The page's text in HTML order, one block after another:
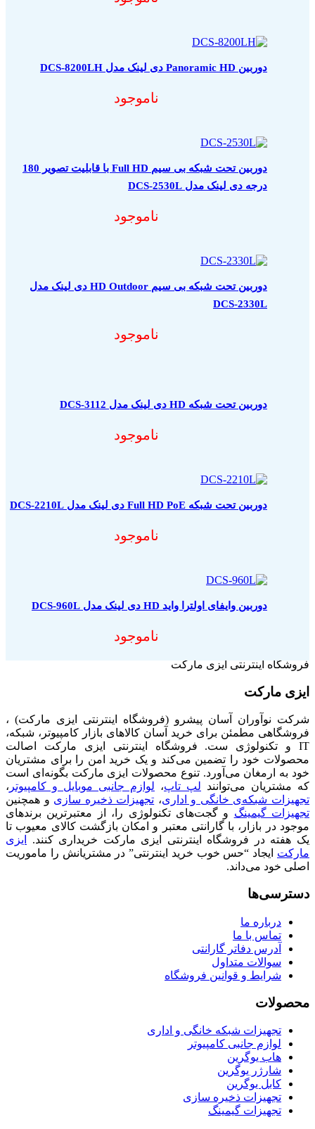
دوربین Panoramic HD دی لینک مدل DCS-8200LH
ناموجود
دوربین تحت شبکه بی سیم Full HD با قابلیت تصویر 180
درجه دی لینک مدل DCS-2530L
ناموجود
دوربین تحت شبکه بی سیم HD Outdoor دی لینک مدل
DCS-2330L
ناموجود
دوربین تحت شبکه HD دی لینک مدل DCS-3112
ناموجود
دوربین تحت شبکه Full HD PoE دی لینک مدل DCS-2210L
ناموجود
دوربین وایفای اولترا واید HD دی لینک مدل DCS-960L
ناموجود
فروشگاه اینترنتی ایزی مارکت
ایزی مارکت
شرکت نوآوران آسان پیشرو (فروشگاه اینترنتی ایزی مارکت) ،
فروشگاهی مطمئن برای خرید آسان کالاهای بازار کامپیوتر، شبکه،
IT و تکنولوژی ست. فروشگاه اینترنتی ایزی مارکت اصالت
محصولات خود را تضمین می‌کند و یک خرید امن را برای مشتریان
خود به ارمغان می‌آورد. تنوع محصولات ایزی مارکت بگونه‌ای است
که مشتریان می‌توانند لپ تاپ، لوازم جانبی موبایل و کامپیوتر ،
تجهیزات شبکه‌ی خانگی و اداری، تجهیزات ذخیره سازی و همچنین
تجهیزات گیمینگ و گجت‌های تکنولوژی را، از معتبرترین برندهای
موجود در بازار، با گارانتی معتبر و امکان بازگشت کالای معیوب تا
یک هفته در فروشگاه اینترنتی ایزی مارکت خریداری کنند.
ایزی
مارکت ایجاد “حس خوب خرید اینترنتی” در مشتریانش را ماموریت
اصلی خود می‌داند.
دسترسی‌ها
درباره ما
تماس با ما
آدرس دفاتر گارانتی
سوالات متداول
شرایط و قوانین فروشگاه
محصولات
تجهیزات شبکه خانگی و اداری
لوازم جانبی کامپیوتر
هاب یوگرین
شارژر یوگرین
کابل یوگرین
تجهیزات ذخیره سازی
تجهیزات گیمینگ